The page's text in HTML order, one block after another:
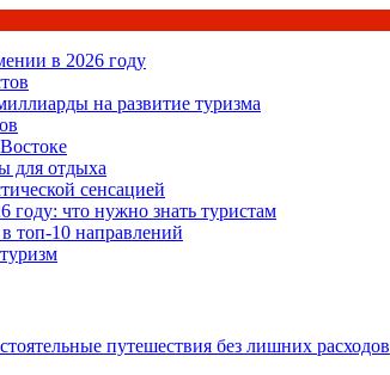
в 2026 году
на развитие туризма
для отдыха
сенсацией
году: что нужно знать туристам
топ-10 направлений
путешествия без лишних расходов